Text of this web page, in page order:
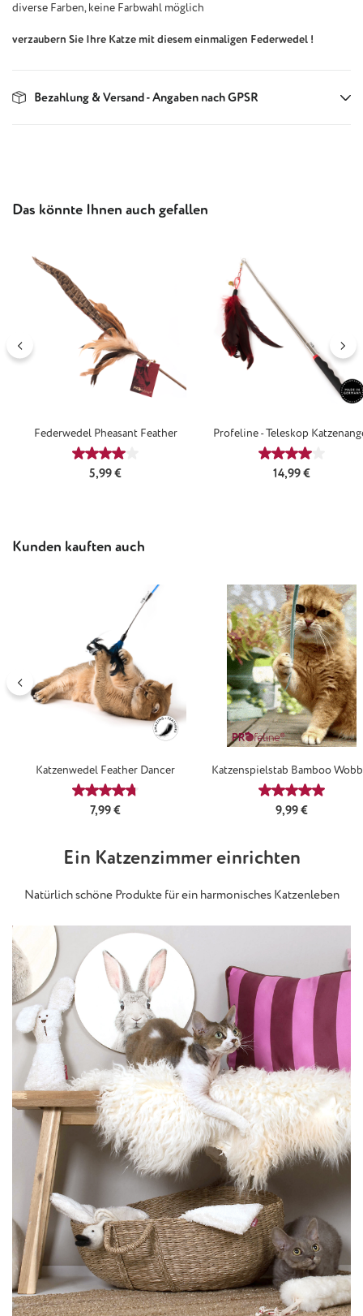
diverse Farben, keine Farbwahl möglich
verzaubern Sie Ihre Katze mit diesem einmaligen Federwedel !
Bezahlung & Versand - Angaben nach GPSR
Produktgalerie überspringen
Das könnte Ihnen auch gefallen
Federwedel Pheasant Feather
Durchschnittliche Bewertung von 4 von 5 Sternen
Regulärer Preis:
5,99 €
Profeline - Teleskop
Regulärer Preis:
14,99 €
Produktgalerie überspringen
Kunden kauften auch
Katzenwedel Feather Dancer
Durchschnittliche Bewertung von 4.67 von 5
Regulärer Preis:
7,99 €
Katzenspielstab Bamboo
Regulärer Preis:
9,99 €
Ein Katzenzimmer einrichten
Natürlich schöne Produkte für ein harmonisches Katzenleben